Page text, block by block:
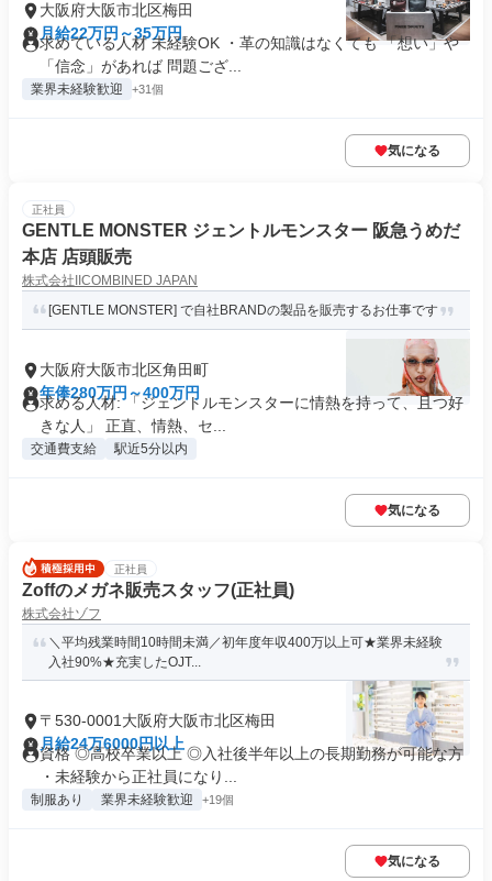
大阪府大阪市北区梅田
月給22万円～35万円
求めている人材 未経験OK ・革の知識はなくても 「想い」や
「信念」があれば 問題ござ...
業界未経験歓迎 +31個
気になる
正社員
GENTLE MONSTER ジェントルモンスター 阪急うめだ
本店 店頭販売
株式会社IICOMBINED JAPAN
[GENTLE MONSTER] で自社BRANDの製品を販売するお仕事です
大阪府大阪市北区角田町
年俸280万円～400万円
求める人材: 「ジェントルモンスターに情熱を持って、且つ好
きな人」 正直、情熱、セ...
交通費支給 駅近5分以内
気になる
正社員
Zoffのメガネ販売スタッフ(正社員)
株式会社ゾフ
＼平均残業時間10時間未満／初年度年収400万以上可★業界未経験
入社90%★充実したOJT...
〒530-0001大阪府大阪市北区梅田
月給24万6000円以上
資格 ◎高校卒業以上 ◎入社後半年以上の長期勤務が可能な方
・未経験から正社員になり...
制服あり 業界未経験歓迎 +19個
気になる